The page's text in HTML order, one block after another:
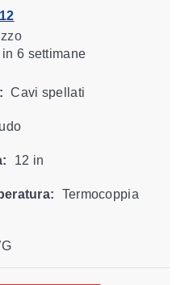
in 6 settimane
Cavi spellati
12 in
Termocoppia